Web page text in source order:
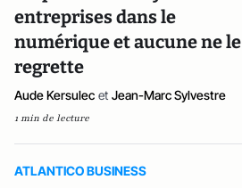
entreprises dans le
numérique et aucune ne le
regrette
Aude Kersulec et Jean-Marc Sylvestre
1 min de lecture
ATLANTICO BUSINESS